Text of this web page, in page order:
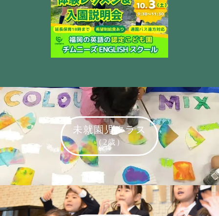
未就園児クラス
（2歳）